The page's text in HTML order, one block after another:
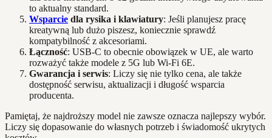
to aktualny standard.
Wsparcie dla rysika i klawiatury: Jeśli planujesz pracę
kreatywną lub dużo piszesz, koniecznie sprawdź
kompatybilność z akcesoriami.
Łączność: USB-C to obecnie obowiązek w UE, ale warto
rozważyć także modele z 5G lub Wi-Fi 6E.
Gwarancja i serwis: Liczy się nie tylko cena, ale także
dostępność serwisu, aktualizacji i długość wsparcia
producenta.
Pamiętaj, że najdroższy model nie zawsze oznacza najlepszy wybór.
Liczy się dopasowanie do własnych potrzeb i świadomość ukrytych